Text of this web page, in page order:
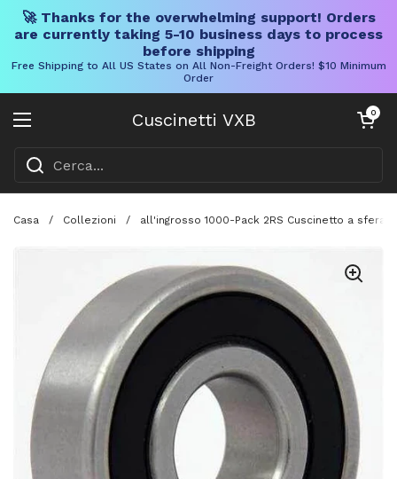
🚀 Thanks for the overwhelming support! Orders
are currently taking 5-10 business days to process
before shipping
Free Shipping to All US States on All Non-Freight Orders! $10 Minimum
Order
Cuscinetti VXB
Aprire il menu
Carrello
0
Casa / Collezioni / all'ingrosso 1000-Pack 2RS Cuscinetto a sfera